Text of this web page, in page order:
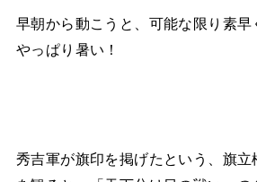
早朝から動こうと、可能な限り素早
やっぱり暑い！
秀吉軍が旗印を掲げたという、旗